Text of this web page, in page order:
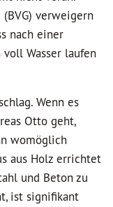
verweigern
nach einer
Wasser laufen
Wenn es
Otto geht,
womöglich
aus Holz errichtet
und Beton zu
ist signifikant